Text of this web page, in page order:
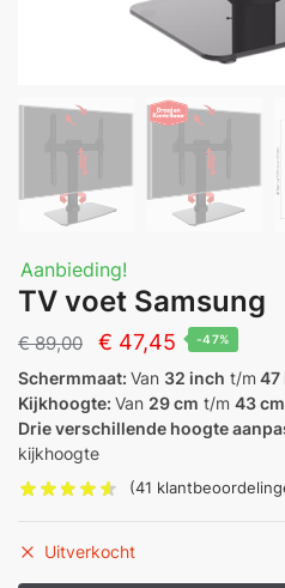
Aanbieding!
TV voet Samsung
€89,00
Oorspronkelijke
prijs
was:
€ 89,00.
€ 47,45 Huidige
prijs
is:
€ 47,45.
-47%
Schermmaat: Van 32 inch t/m 47
Kijkhoogte: Van 29 cm t/m 43 cm
Drie verschillende hoogte
kijkhoogte
(41
Uitverkocht